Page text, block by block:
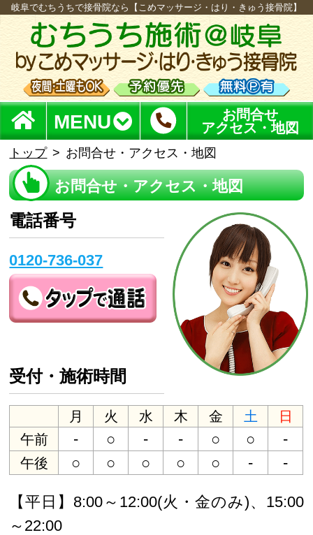
岐阜でむちうちで接骨院なら【こめマッサージ・はり・きゅう接骨院】
MENU
お問合せ
アクセス・地図
トップ お問合せ・アクセス・地図
お問合せ・アクセス・地図
電話番号
0120-736-037
受付・施術時間
月 火 水 木 金 土
日
午前
- ○ - - ○ ○ -
午後 ○ ○ ○ ○ ○ - -
【平日】8:00～12:00(火・金のみ)、15:00
～22:00